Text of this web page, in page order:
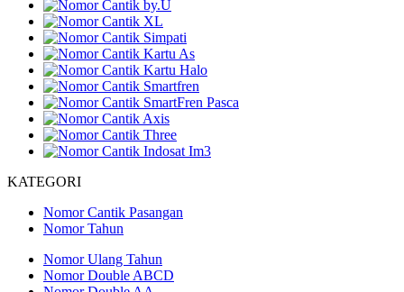
KATEGORI
Nomor Cantik Pasangan
Nomor Tahun
Nomor Ulang Tahun
Nomor Double ABCD